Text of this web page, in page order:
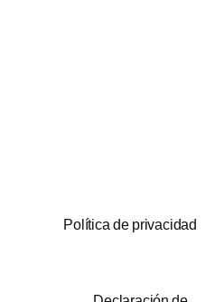
Política de privacidad